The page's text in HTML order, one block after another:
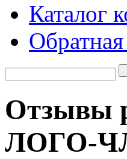
Каталог
Обратная
Отзывы
ЛОГО-